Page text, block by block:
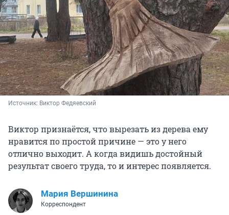
Источник: Виктор Федяевский
Виктор признаётся, что вырезать из дерева ему
нравится по простой причине — это у него
отлично выходит. А когда видишь достойный
результат своего труда, то и интерес появляется.
Мария Вершинина
Корреспондент